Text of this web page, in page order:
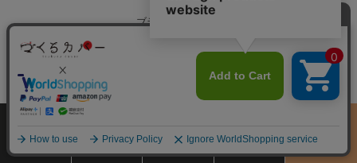
ブラウン（6803）
商品をさがす
サイズ
お買物ガイド カート